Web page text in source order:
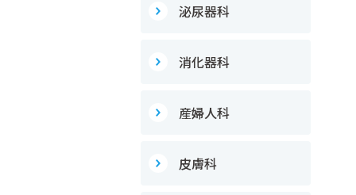
泌尿器科
消化器科
産婦人科
皮膚科